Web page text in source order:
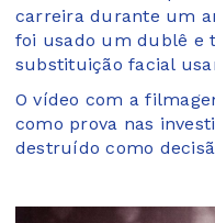
carreira durante um
foi usado um dublê e
substituição facial
O vídeo com a
como prova nas
destruído como